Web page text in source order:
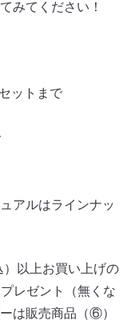
みてください！
ットまで
アルはラインナッ
以上お買い上げの
レゼント（無くな
は販売商品（⑥）